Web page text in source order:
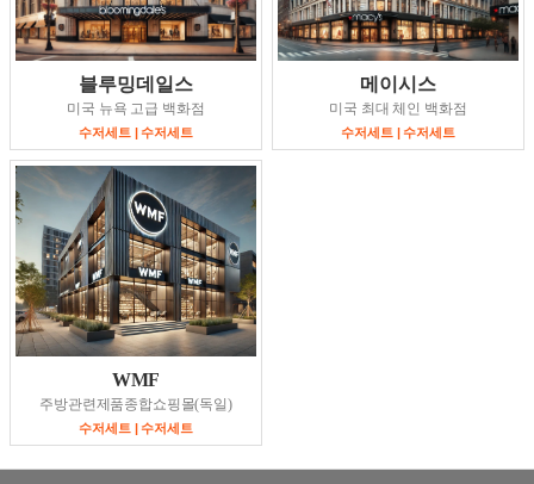
블루밍데일스
미국 뉴욕 고급 백화점
수저세트 | 수저세트
메이시스
미국 최대 체인 백화점
수저세트 | 수저세트
WMF
주방관련제품종합쇼핑몰(독일)
수저세트 | 수저세트